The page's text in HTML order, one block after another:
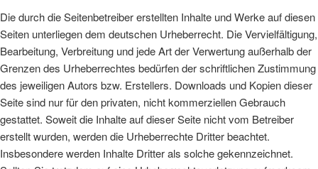
Die durch die Seitenbetreiber erstellten Inhalte und Werke auf diesen
Seiten unterliegen dem deutschen Urheberrecht. Die Vervielfältigung,
Bearbeitung, Verbreitung und jede Art der Verwertung außerhalb der
Grenzen des Urheberrechtes bedürfen der schriftlichen Zustimmung
des jeweiligen Autors bzw. Erstellers. Downloads und Kopien dieser
Seite sind nur für den privaten, nicht kommerziellen Gebrauch
gestattet. Soweit die Inhalte auf dieser Seite nicht vom Betreiber
erstellt wurden, werden die Urheberrechte Dritter beachtet.
Insbesondere werden Inhalte Dritter als solche gekennzeichnet.